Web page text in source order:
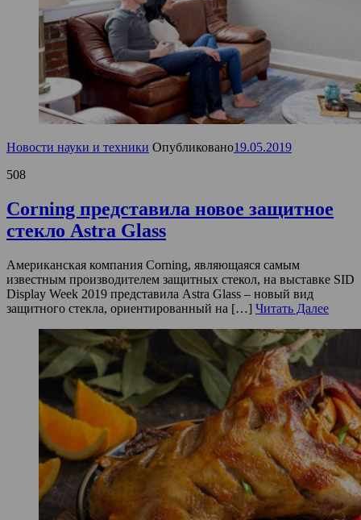
Новости науки и техники Опубликовано19.05.2019
508
Corning представила новое защитное
стекло Astra Glass
Американская компания Corning, являющаяся самым
известным производителем защитных стекол, на выставке SID
Display Week 2019 представила Astra Glass – новый вид
защитного стекла, ориентированный на […] Читать Далее